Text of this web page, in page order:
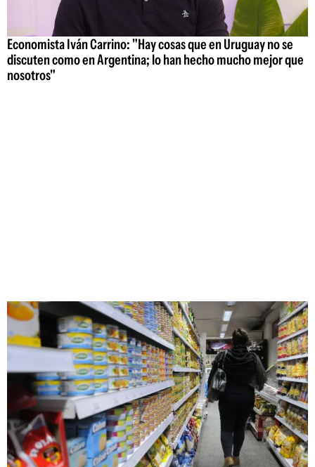
Economista Iván Carrino: "Hay cosas que en Uruguay no se
discuten como en Argentina; lo han hecho mucho mejor que
nosotros"